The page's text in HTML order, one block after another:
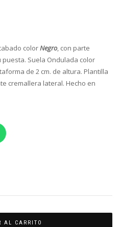
colorNegro, con parte
Suela Ondulada color
de 2 cm. de altura. Plantilla
cremallera lateral. Hecho en
AL CARRITO